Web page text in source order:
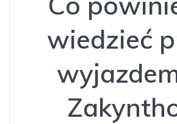
wiedzieć